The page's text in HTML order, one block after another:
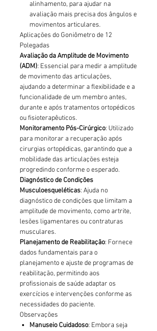
alinhamento, para ajudar na
avaliação mais precisa dos ângulos e
movimentos articulares.
Aplicações do Goniômetro de 12
Polegadas
Avaliação da Amplitude de Movimento
(ADM): Essencial para medir a amplitude
de movimento das articulações,
ajudando a determinar a flexibilidade e a
funcionalidade de um membro antes,
durante e após tratamentos ortopédicos
ou fisioterapêuticos.
Monitoramento Pós-Cirúrgico: Utilizado
para monitorar a recuperação após
cirurgias ortopédicas, garantindo que a
mobilidade das articulações esteja
progredindo conforme o esperado.
Diagnóstico de Condições
Musculoesqueléticas: Ajuda no
diagnóstico de condições que limitam a
amplitude de movimento, como artrite,
lesões ligamentares ou contraturas
musculares.
Planejamento de Reabilitação: Fornece
dados fundamentais para o
planejamento e ajuste de programas de
reabilitação, permitindo aos
profissionais de saúde adaptar os
exercícios e intervenções conforme as
necessidades do paciente.
Observações
Manuseio Cuidadoso: Embora seja